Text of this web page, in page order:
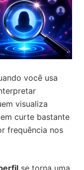
você usa
visualiza
curte bastante
frequência nos
se torna uma